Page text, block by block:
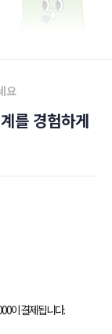
요
를 경험하게
이 결제됩니다.